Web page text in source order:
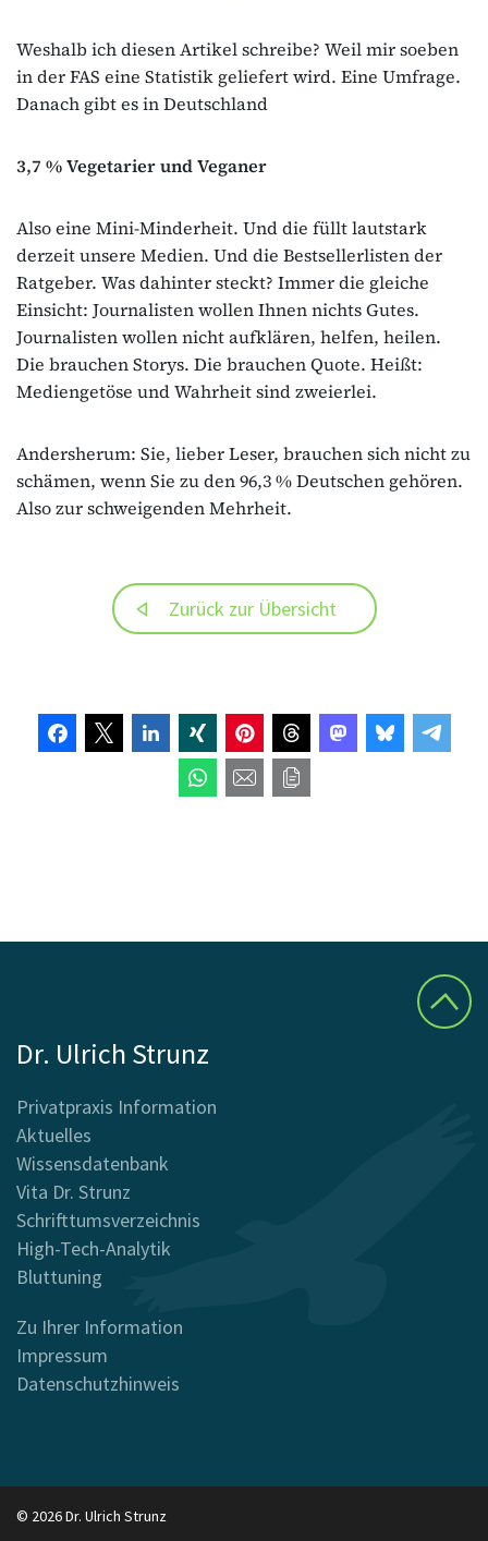
Weshalb ich diesen Artikel schreibe? Weil mir soeben
in der FAS eine Statistik geliefert wird. Eine Umfrage.
Danach gibt es in Deutschland
3,7 % Vegetarier und Veganer
Also eine Mini-Minderheit. Und die füllt lautstark
derzeit unsere Medien. Und die Bestsellerlisten der
Ratgeber. Was dahinter steckt? Immer die gleiche
Einsicht: Journalisten wollen Ihnen nichts Gutes.
Journalisten wollen nicht aufklären, helfen, heilen.
Die brauchen Storys. Die brauchen Quote. Heißt:
Mediengetöse und Wahrheit sind zweierlei.
Andersherum: Sie, lieber Leser, brauchen sich nicht zu
schämen, wenn Sie zu den 96,3 % Deutschen gehören.
Also zur schweigenden Mehrheit.
Zurück zur Übersicht
Dr. Ulrich Strunz
Privatpraxis Information
Aktuelles
Wissensdatenbank
Vita Dr. Strunz
Schrifttumsverzeichnis
High-Tech-Analytik
Bluttuning
Zu Ihrer Information
Impressum
Datenschutzhinweis
© 2026 Dr. Ulrich Strunz